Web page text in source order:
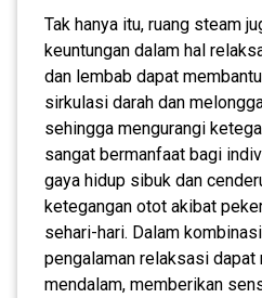
Tak hanya itu, ruang steam
keuntungan dalam hal
dan lembab dapat
sirkulasi darah dan
sehingga mengurangi
sangat bermanfaat bagi
gaya hidup sibuk dan
ketegangan otot akibat
sehari-hari. Dalam
pengalaman relaksasi dapat
mendalam, memberikan